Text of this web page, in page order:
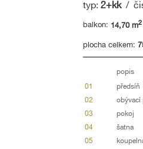
typ: 2+kk/
balkon: 14,70 m2
plocha celkem:
popis
01 předsíň
02 obývací
03 pokoj
04 šatna
05